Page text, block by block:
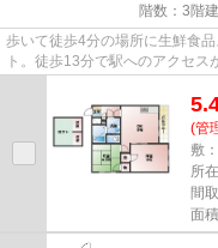
階数：3階建
歩いて徒歩4分の場所に生鮮食
ト。徒歩13分で駅へのアクセ
(管
敷
所
間
面